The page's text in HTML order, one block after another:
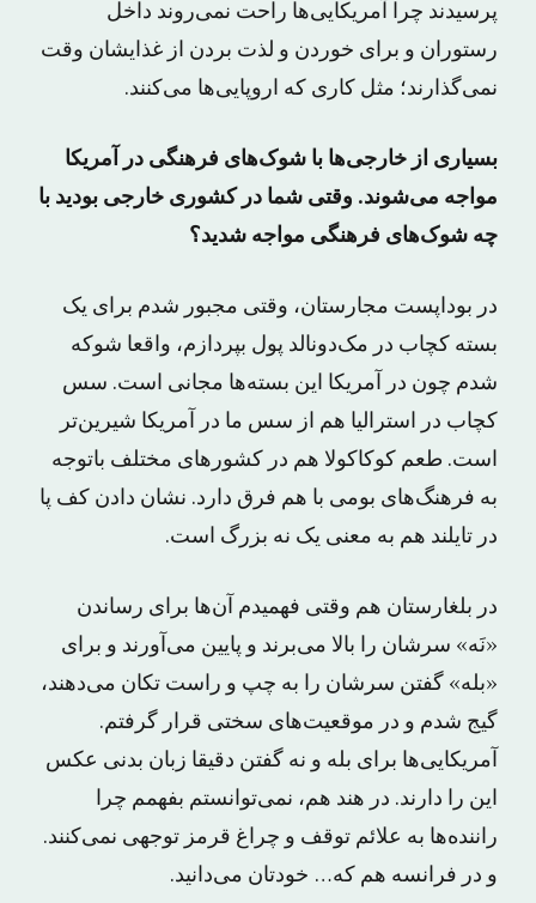
پرسیدند چرا آمریکایی‌ها راحت نمی‌روند داخل
رستوران و برای خوردن و لذت بردن از غذایشان وقت
نمی‌گذارند؛ مثل کاری که اروپایی‌ها می‌کنند.
بسیاری از خارجی‌ها با شوک‌های فرهنگی در آمریکا
مواجه می‌شوند. وقتی شما در کشوری خارجی بودید با
چه شوک‌های فرهنگی مواجه شدید؟
در بوداپست مجارستان، وقتی مجبور شدم برای یک
بسته کچاب در مک‌دونالد پول بپردازم، واقعا شوکه
شدم چون در آمریکا این بسته‌ها مجانی است. سس
کچاب در استرالیا هم از سس ما در آمریکا شیرین‌تر
است. طعم کوکاکولا هم در کشورهای مختلف باتوجه
به فرهنگ‌های بومی با هم فرق دارد. نشان دادن کف پا
در تایلند هم به معنی یک نه بزرگ است.
در بلغارستان هم وقتی فهمیدم آن‌ها برای رساندن
«نَه» سرشان را بالا می‌برند و پایین می‌آورند و برای
«بله» گفتن سرشان را به چپ و راست تکان می‌دهند،
گیج شدم و در موقعیت‌های سختی قرار گرفتم.
آمریکایی‌ها برای بله و نه گفتن دقیقا زبان بدنی عکس
این را دارند. در هند هم، نمی‌توانستم بفهمم چرا
راننده‌ها به علائم توقف و چراغ قرمز توجهی نمی‌کنند.
و در فرانسه هم که… خودتان می‌دانید.